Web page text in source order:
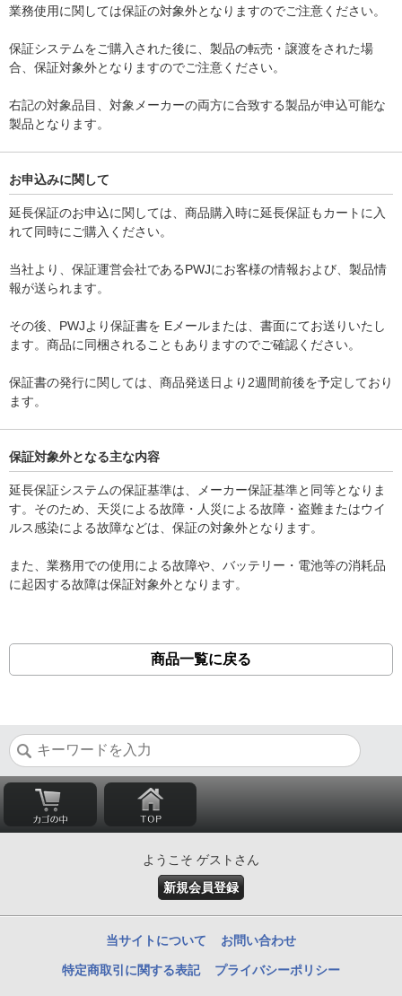
業務使用に関しては保証の対象外となりますのでご注意ください。
保証システムをご購入された後に、製品の転売・譲渡をされた場
合、保証対象外となりますのでご注意ください。
右記の対象品目、対象メーカーの両方に合致する製品が申込可能な
製品となります。
お申込みに関して
延長保証のお申込に関しては、商品購入時に延長保証もカートに入
れて同時にご購入ください。
当社より、保証運営会社であるPWJにお客様の情報および、製品情
報が送られます。
その後、PWJより保証書を Eメールまたは、書面にてお送りいたし
ます。商品に同梱されることもありますのでご確認ください。
保証書の発行に関しては、商品発送日より2週間前後を予定しており
ます。
保証対象外となる主な内容
延長保証システムの保証基準は、メーカー保証基準と同等となりま
す。そのため、天災による故障・人災による故障・盗難またはウイ
ルス感染による故障などは、保証の対象外となります。
また、業務用での使用による故障や、バッテリー・電池等の消耗品
に起因する故障は保証対象外となります。
商品一覧に戻る
ようこそ ゲストさん
新規会員登録
当サイトについて お問い合わせ
特定商取引に関する表記 プライバシーポリシー